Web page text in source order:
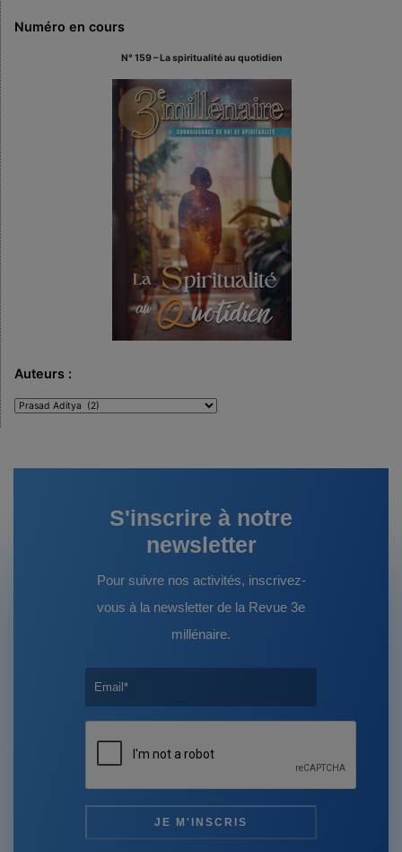
Numéro en cours
N° 159 – La spiritualité au quotidien
Auteurs :
Auteurs
:
S'inscrire à notre
newsletter
Pour suivre nos activités, inscrivez-
vous à la newsletter de la Revue 3e
millénaire.